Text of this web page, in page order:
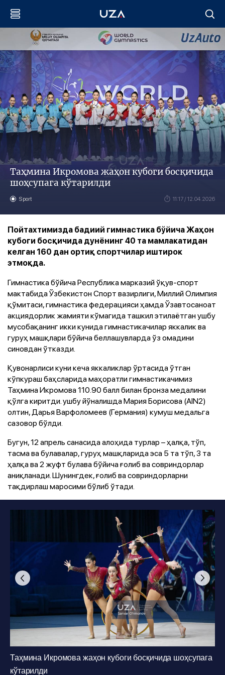
Таҳмина Икромова жаҳон кубоги босқичида
шоҳсупага кўтарилди
Sport 11:17 / 12.04.2026
Пойтахтимизда бадиий гимнастика бўйича Жаҳон
кубоги босқичида дунёнинг 40 та мамлакатидан
келган 160 дан ортиқ спортчилар иштирок
этмоқда.
Гимнастика бўйича Республика марказий ўқув-спорт
мактабида Ўзбекистон Спорт вазирлиги, Миллий Олимпия
қўмитаси, гимнастика федерацияси ҳамда Ўзавтосаноат
акциядорлик жамияти кўмагида ташкил этилаётган ушбу
мусобақанинг икки кунида гимнастикачилар яккалик ва
гуруҳ машқлари бўйича беллашувларда ўз омадини
синовдан ўтказди.
Қувонарлиси куни кеча яккаликлар ўртасида ўтган
кўпкураш баҳсларида маҳоратли гимнастикачимиз
Таҳмина Икромова 110.90 балл билан бронза медалини
қўлга киритди. ушбу йўналишда Мария Борисова (AIN2)
олтин, Дарья Варфоломеев (Германия) кумуш медальга
сазовор бўлди.
Бугун, 12 апрель санасида алоҳида турлар – ҳалқа, тўп,
тасма ва булавалар, гуруҳ машқларида эса 5 та тўп, 3 та
ҳалқа ва 2 жуфт булава бўйича ғолиб ва совриндорлар
аниқланади. Шунингдек, ғолиб ва совриндорларни
тақдирлаш маросими бўлиб ўтади.
Таҳмина Икромова жаҳон кубоги босқичида шоҳсупага
кўтарилди